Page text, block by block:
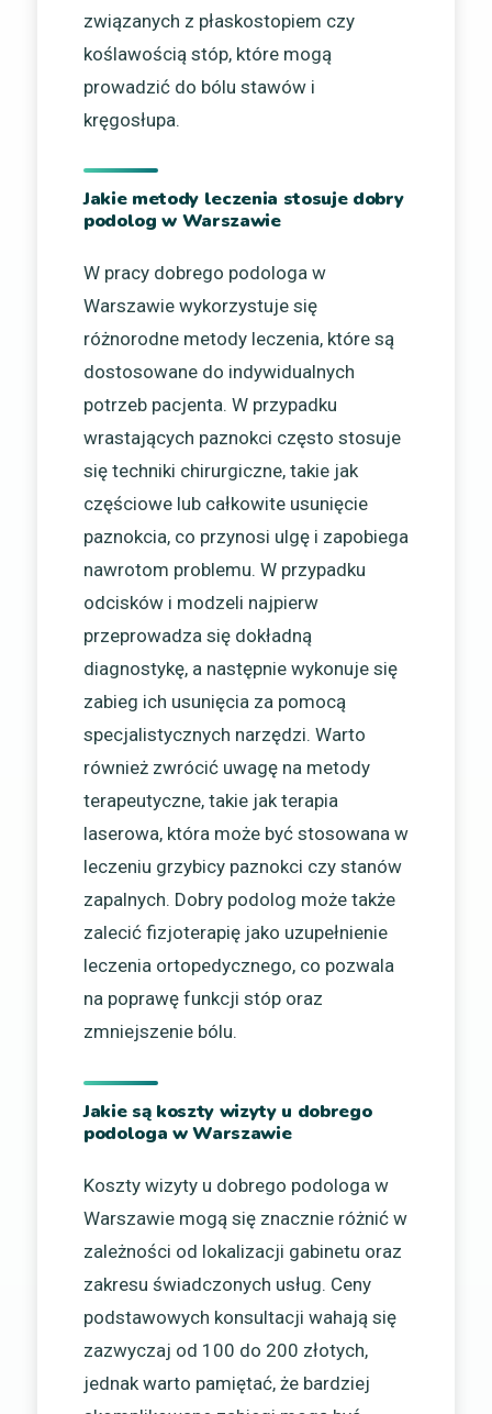
związanych z płaskostopiem czy
koślawością stóp, które mogą
prowadzić do bólu stawów i
kręgosłupa.
Jakie metody leczenia stosuje dobry
podolog w Warszawie
W pracy dobrego podologa w
Warszawie wykorzystuje się
różnorodne metody leczenia, które są
dostosowane do indywidualnych
potrzeb pacjenta. W przypadku
wrastających paznokci często stosuje
się techniki chirurgiczne, takie jak
częściowe lub całkowite usunięcie
paznokcia, co przynosi ulgę i zapobiega
nawrotom problemu. W przypadku
odcisków i modzeli najpierw
przeprowadza się dokładną
diagnostykę, a następnie wykonuje się
zabieg ich usunięcia za pomocą
specjalistycznych narzędzi. Warto
również zwrócić uwagę na metody
terapeutyczne, takie jak terapia
laserowa, która może być stosowana w
leczeniu grzybicy paznokci czy stanów
zapalnych. Dobry podolog może także
zalecić fizjoterapię jako uzupełnienie
leczenia ortopedycznego, co pozwala
na poprawę funkcji stóp oraz
zmniejszenie bólu.
Jakie są koszty wizyty u dobrego
podologa w Warszawie
Koszty wizyty u dobrego podologa w
Warszawie mogą się znacznie różnić w
zależności od lokalizacji gabinetu oraz
zakresu świadczonych usług. Ceny
podstawowych konsultacji wahają się
zazwyczaj od 100 do 200 złotych,
jednak warto pamiętać, że bardziej